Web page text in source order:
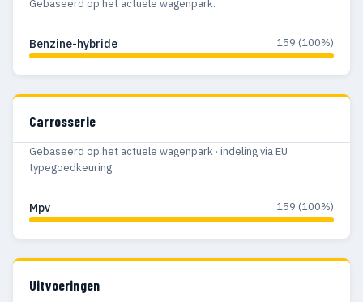
Gebaseerd op het actuele wagenpark.
Benzine-hybride 159 (100%)
Carrosserie
Gebaseerd op het actuele wagenpark · indeling via EU
typegoedkeuring.
Mpv 159 (100%)
Uitvoeringen